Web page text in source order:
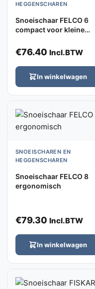
HEGGENSCHAREN
Snoeischaar FELCO 6
compact voor kleine
€76.40 Incl.BTW
In winkelwagen
SNOEISCHAREN EN
HEGGENSCHAREN
Snoeischaar FELCO 8
ergonomisch
€79.30 Incl.BTW
In winkelwagen